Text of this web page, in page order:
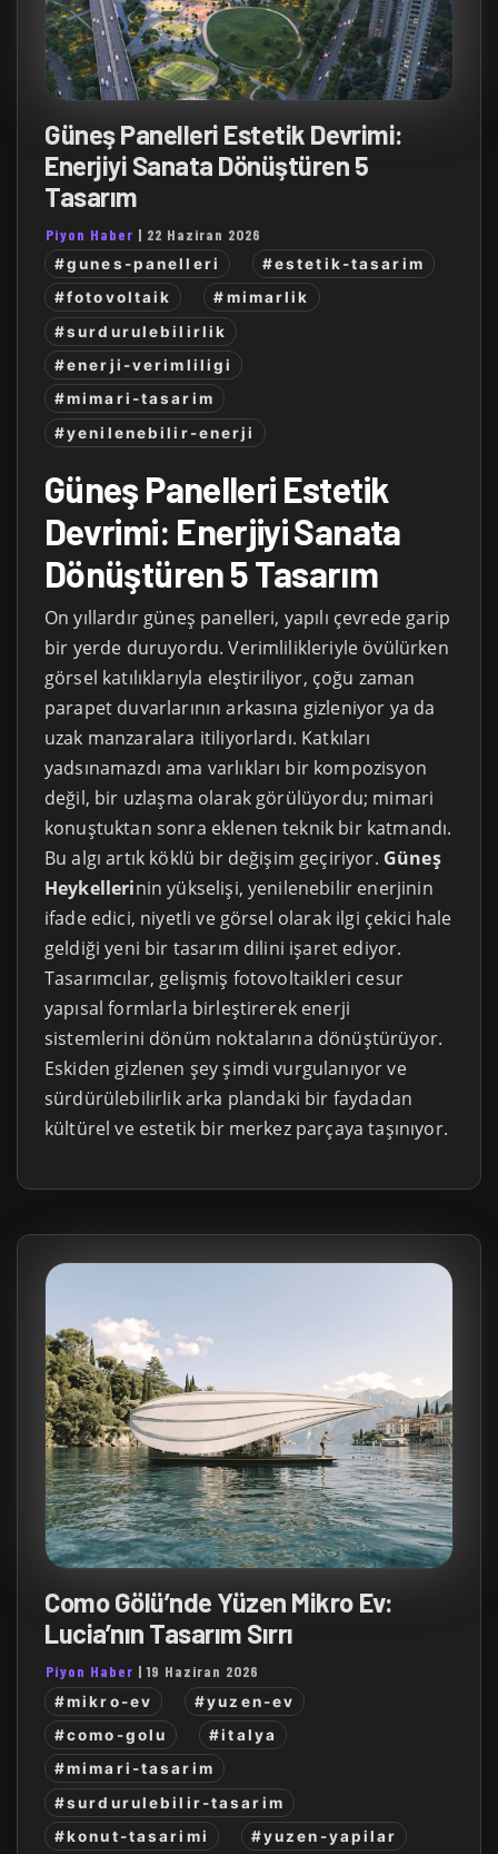
Güneş Panelleri Estetik Devrimi:
Enerjiyi Sanata Dönüştüren 5
Tasarım
Piyon Haber | 22 Haziran 2026
#gunes-panelleri
#estetik-tasarim
#fotovoltaik
#mimarlik
#surdurulebilirlik
#enerji-verimliligi
#mimari-tasarim
#yenilenebilir-enerji
Güneş Panelleri Estetik
Devrimi: Enerjiyi Sanata
Dönüştüren 5 Tasarım
On yıllardır güneş panelleri, yapılı çevrede garip
bir yerde duruyordu. Verimlilikleriyle övülürken
görsel katılıklarıyla eleştiriliyor, çoğu zaman
parapet duvarlarının arkasına gizleniyor ya da
uzak manzaralara itiliyorlardı. Katkıları
yadsınamazdı ama varlıkları bir kompozisyon
değil, bir uzlaşma olarak görülüyordu; mimari
konuştuktan sonra eklenen teknik bir katmandı.
Bu algı artık köklü bir değişim geçiriyor. Güneş
Heykellerinin yükselişi, yenilenebilir enerjinin
ifade edici, niyetli ve görsel olarak ilgi çekici hale
geldiği yeni bir tasarım dilini işaret ediyor.
Tasarımcılar, gelişmiş fotovoltaikleri cesur
yapısal formlarla birleştirerek enerji
sistemlerini dönüm noktalarına dönüştürüyor.
Eskiden gizlenen şey şimdi vurgulanıyor ve
sürdürülebilirlik arka plandaki bir faydadan
kültürel ve estetik bir merkez parçaya taşınıyor.
Como Gölü’nde Yüzen Mikro Ev:
Lucia’nın Tasarım Sırrı
Piyon Haber |19 Haziran 2026
#mikro-ev
#yuzen-ev
#como-golu
#italya
#mimari-tasarim
#surdurulebilir-tasarim
#konut-tasarimi
#yuzen-yapilar